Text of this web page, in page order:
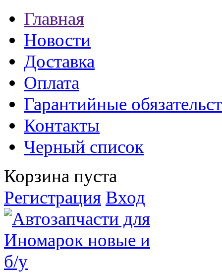
Главная
Новости
Доставка
Оплата
Гарантийные
Контакты
Черный список
Корзина пуста
Регистрация Вход